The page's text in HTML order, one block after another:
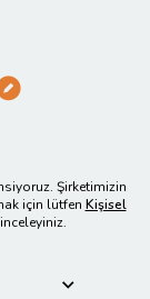
Şirketimizin
için lütfen Kişisel
inceleyiniz.